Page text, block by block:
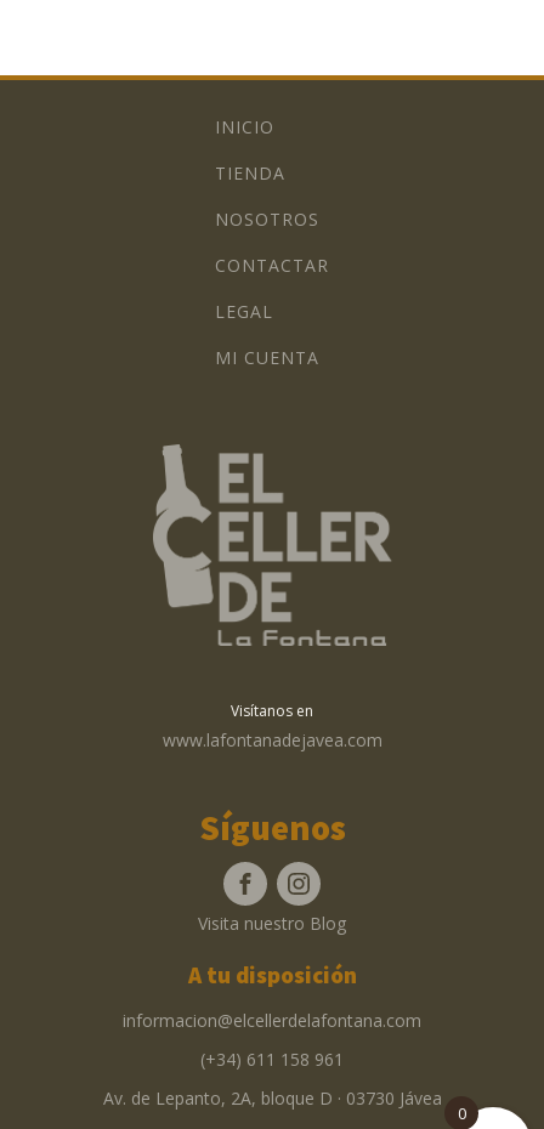
INICIO
TIENDA
NOSOTROS
CONTACTAR
LEGAL
MI CUENTA
Visítanos en
www.lafontanadejavea.com
Síguenos
Visita nuestro Blog
A tu disposición
informacion@elcellerdelafontana.com
(+34) 611 158 961
Av. de Lepanto, 2A, bloque D · 03730 Jávea
0